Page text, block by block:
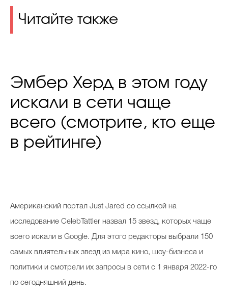
Читайте также
Эмбер Херд в этом году
искали в сети чаще
всего (смотрите, кто еще
в рейтинге)
Американский портал Just Jared со ссылкой на
исследование CelebTattler назвал 15 звезд, которых чаще
всего искали в Google. Для этого редакторы выбрали 150
самых влиятельных звезд из мира кино, шоу-бизнеса и
политики и смотрели их запросы в сети с 1 января 2022-го
по сегодняшний день.